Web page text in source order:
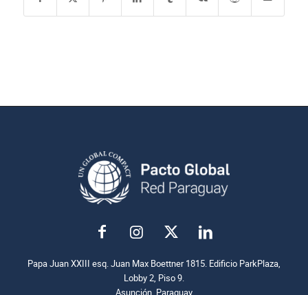
Papa Juan XXIII esq. Juan Max Boettner 1815. Edificio ParkPlaza,
Lobby 2, Piso 9.
Asunción, Paraguay